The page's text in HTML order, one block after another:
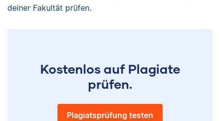
deiner Fakultät prüfen.
Kostenlos auf Plagiate
prüfen.
Plagiatsprüfung testen